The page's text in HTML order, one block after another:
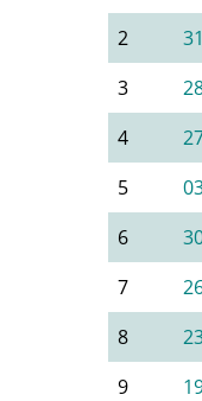
2
3
4
5
6
7
8
9